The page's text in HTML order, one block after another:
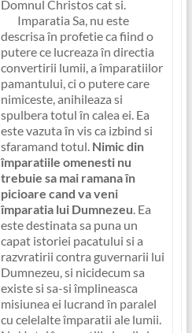
Domnul Christos cat si.
Imparatia Sa, nu este
descrisa în profetie ca fiind o
putere ce lucreaza în directia
convertirii lumii, a împaratiilor
pamantului, ci o putere care
nimiceste, anihileaza si
spulbera totul în calea ei. Ea
este vazuta în vis ca izbind si
sfaramand totul. Nimic din
împaratiile omenesti nu
trebuie sa mai ramana în
picioare cand va veni
împaratia lui Dumnezeu. Ea
este destinata sa puna un
capat istoriei pacatului si a
razvratirii contra guvernarii lui
Dumnezeu, si nicidecum sa
existe si sa-si împlineasca
misiunea ei lucrand în paralel
cu celelalte împaratii ale lumii.